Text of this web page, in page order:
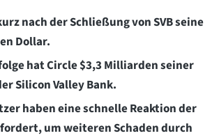
nach der Schließung von SVB seine
Dollar.
hat Circle $3,3 Milliarden seiner
Silicon Valley Bank.
haben eine schnelle Reaktion der
um weiteren Schaden durch